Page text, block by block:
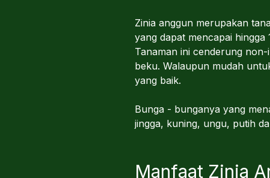
Zinia anggun merupakan
yang dapat mencapai hingga
Tanaman ini cenderung
beku. Walaupun mudah
yang baik.
Bunga - bunganya yang
jingga, kuning, ungu, putih
Manfaat Zinia